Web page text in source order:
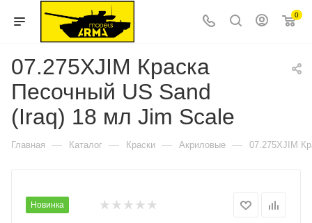
0
07.275XJIM Краска
Песочный US Sand
(Iraq) 18 мл Jim Scale
Главная — Каталог — Краски — Акриловые — 07.275XJIM
Новинка